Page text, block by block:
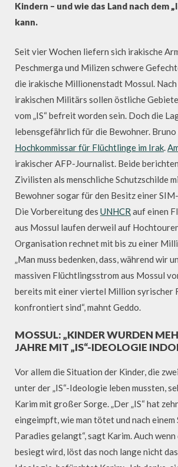
Kindern – und wie das Land nach dem
kann.
Seit vier Wochen liefern sich irakische
Peschmerga und Milizen schwere
die irakische Millionenstadt Mossul. Nach
irakischen Militärs sollen östliche
vom „IS“ befreit worden sein. Doch die
lebensgefährlich für die Bewohner.
Hochkommissar für Flüchtlinge im Irak
irakischer AFP-Journalist. Beide
Zivilisten als menschliche Schutzschilde
Bewohner sogar für den Besitz einer
Die Vorbereitung des UNHCR auf einen
aus Mossul laufen derweil auf
Organisation rechnet mit bis zu einer
„Man muss bedenken, dass, während wir
massiven Flüchtlingsstrom aus Mossul
bereits mit einer viertel Million syrischer
konfrontiert sind“, mahnt Geddo.
MOSSUL: „KINDER WURDEN
JAHRE MIT „IS“-IDEOLOGIE
Vor allem die Situation der Kinder, die
unter der „IS“-Ideologie leben mussten,
Karim mit großer Sorge. „Der „IS“ hat
eingeimpft, wie man tötet und nach einem
Paradies gelangt“, sagt Karim. Auch wenn
besiegt wird, löst das noch lange nicht